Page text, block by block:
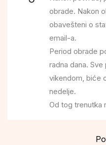
obrade. Nakon
obavešteni o
email-a.
Period obrade
radna dana.
vikendom, biće
nedelje.
Od tog trenutka